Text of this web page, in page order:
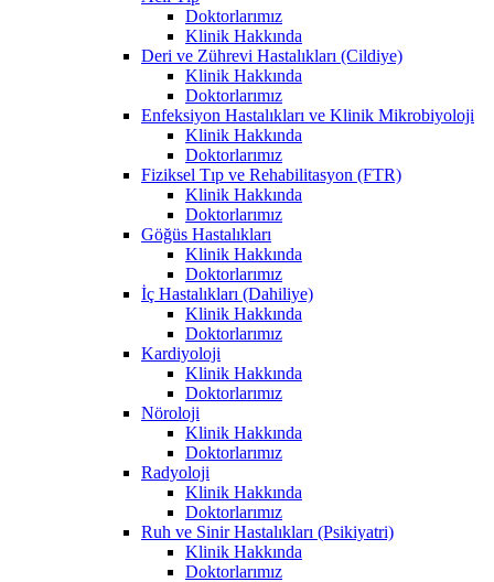
Doktorlarımız
Klinik Hakkında
Deri ve Zührevi Hastalıkları (Cildiye)
Klinik Hakkında
Doktorlarımız
Enfeksiyon Hastalıkları ve Klinik Mikrobiyoloji
Klinik Hakkında
Doktorlarımız
Fiziksel Tıp ve Rehabilitasyon (FTR)
Klinik Hakkında
Doktorlarımız
Göğüs Hastalıkları
Klinik Hakkında
Doktorlarımız
İç Hastalıkları (Dahiliye)
Klinik Hakkında
Doktorlarımız
Kardiyoloji
Klinik Hakkında
Doktorlarımız
Nöroloji
Klinik Hakkında
Doktorlarımız
Radyoloji
Klinik Hakkında
Doktorlarımız
Ruh ve Sinir Hastalıkları (Psikiyatri)
Klinik Hakkında
Doktorlarımız